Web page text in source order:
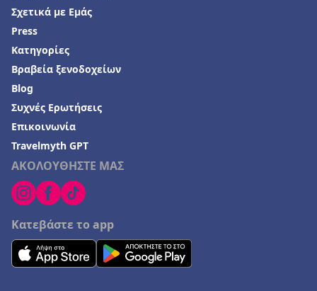
ΑΚΟΛΟΥΘΗΣΤΕ ΜΑΣ
Κατεβάστε το app
Σχετικά με Εμάς
Press
Κατηγορίες
Βραβεία ξενοδοχείων
Blog
Συχνές Ερωτήσεις
Επικοινωνία
Travelmyth GPT